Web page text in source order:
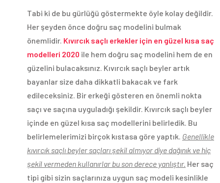
Tabi ki de bu gürlüğü göstermekte öyle kolay değildir.
Her şeyden önce doğru saç modelini bulmak
önemlidir. Kıvırcık saçlı erkekler için en güzel kısa saç
modelleri 2020 ile hem doğru saç modelini hem de en
güzelini bulacaksınız. Kıvırcık saçlı beyler artık
bayanlar size daha dikkatli bakacak ve fark
edileceksiniz. Bir erkeği gösteren en önemli nokta
saçı ve saçına uyguladığı şekildir. Kıvırcık saçlı beyler
içinde en güzel kısa saç modellerini belirledik. Bu
belirlemelerimizi birçok kıstasa göre yaptık. Genellikle
kıvırcık saçlı beyler saçları şekil almıyor diye dağınık ve hiç
şekil vermeden kullanırlar bu son derece yanlıştır. Her saç
tipi gibi sizin saçlarınıza uygun saç modeli kesinlikle